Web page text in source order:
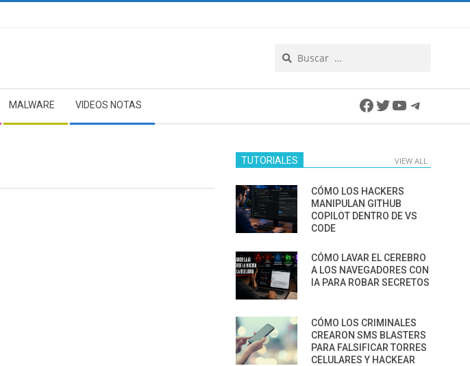
MALWARE VIDEOS NOTAS Facebook
Twitter
YouTube
TUTORIALES VIEW ALL
CÓMO LOS HACKERS
MANIPULAN GITHUB
COPILOT DENTRO DE VS
CODE
CÓMO LAVAR EL CEREBRO
A LOS NAVEGADORES CON
IA PARA ROBAR SECRETOS
CÓMO LOS CRIMINALES
CREARON SMS BLASTERS
PARA FALSIFICAR TORRES
CELULARES Y HACKEAR